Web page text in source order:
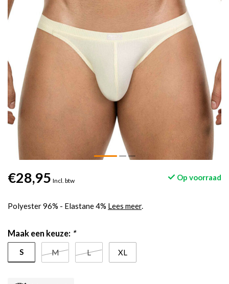
€28,95 Incl. btw Op voorraad
Polyester 96% - Elastane 4% Lees meer.
Maak een keuze: *
S M L XL